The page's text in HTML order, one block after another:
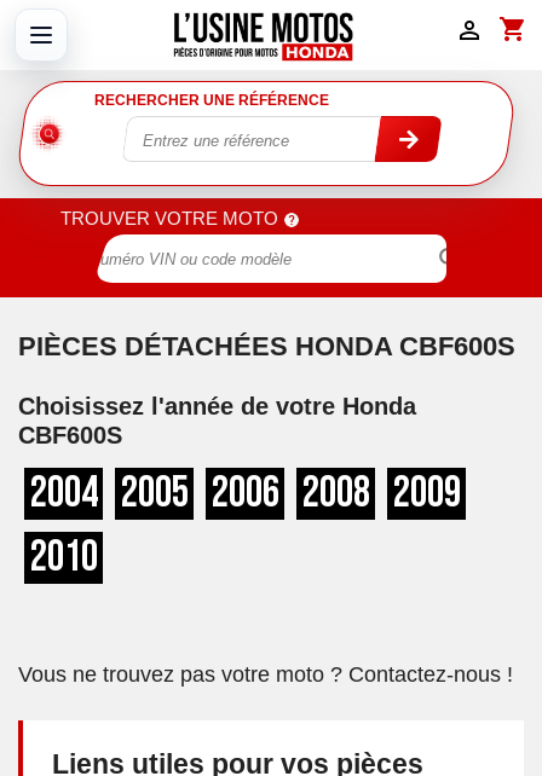
shopping_cart

RECHERCHER UNE RÉFÉRENCE
TROUVER VOTRE MOTO

PIÈCES DÉTACHÉES HONDA CBF600S
Choisissez l'année de votre Honda
CBF600S
2004 2005 2006 2008 2009
2010
Vous ne trouvez pas votre moto ? Contactez-nous !
Liens utiles pour vos pièces